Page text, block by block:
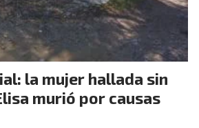
la mujer hallada sin
murió por causas